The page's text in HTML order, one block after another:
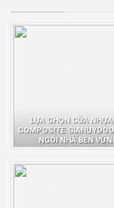
LỰA CHỌN CỬA NHỰA
COMPOSITE
NGÔI NHÀ BỀN